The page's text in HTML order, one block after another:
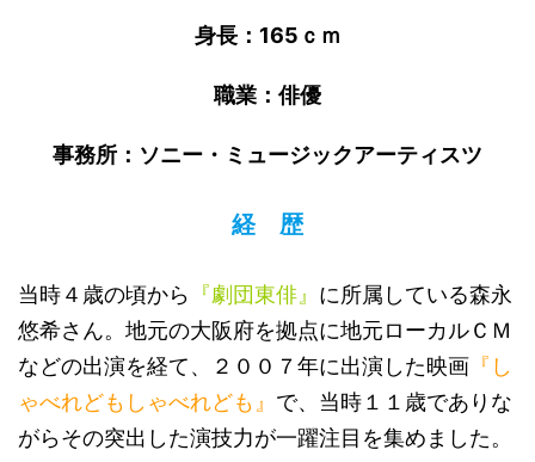
身長：165ｃｍ
職業：俳優
事務所：ソニー・ミュージックアーティスツ
経 歴
当時４歳の頃から 『劇団東俳』 に所属している森永
悠希さん。地元の大阪府を拠点に地元ローカルＣＭ
などの出演を経て、２００７年に出演した映画 『し
ゃべれどもしゃべれども』 で、当時１１歳でありな
がらその突出した演技力が一躍注目を集めました。